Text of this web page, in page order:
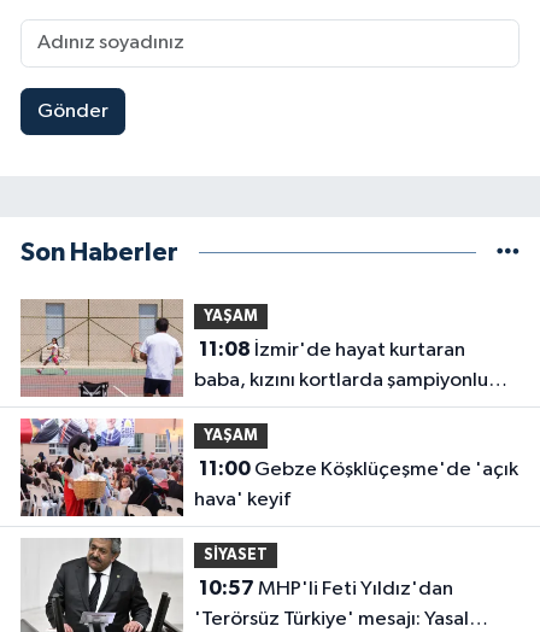
Gönder
Son Haberler
YAŞAM
11:08
baba, kızını kortlarda şampiyonluğa
hazırlıyor
YAŞAM
11:00Gebze Köşklüçeşme'de 'açık
hava' keyif
SİYASET
10:57
'Terörsüz Türkiye' mesajı: Yasal